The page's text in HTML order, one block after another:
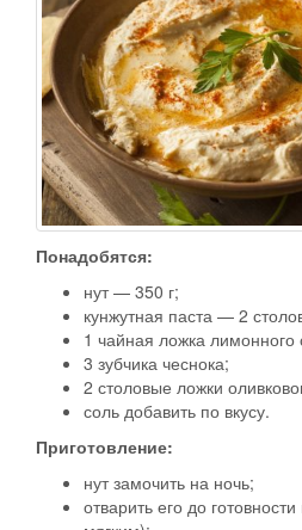
Понадобятся:
нут — 350 г;
кунжутная паста — 2
1 чайная ложка лимонного
3 зубчика чеснока;
2 столовые ложки
соль добавить по вкусу.
Приготовление:
нут замочить на ночь;
отварить его до